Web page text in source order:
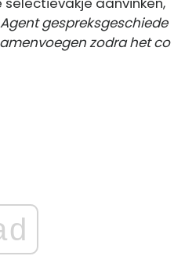
gespreksgeschiede
zodra het co